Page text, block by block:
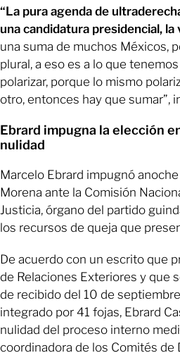
“La pura agenda de
una candidatura presidencial, la
una suma de muchos Méxicos,
plural, a eso es a lo que
polarizar, porque lo mismo
otro, entonces hay que sumar”,
Ebrard impugna la elección
nulidad
Marcelo Ebrard impugnó
Morena ante la Comisión
Justicia, órgano del partido
los recursos de queja que
De acuerdo con un escrito que
de Relaciones Exteriores y que
de recibido del 10 de
integrado por 41 fojas, Ebrard
nulidad del proceso interno
coordinadora de los Comités de